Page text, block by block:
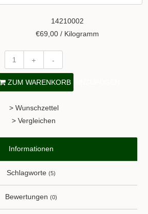
14210002
€69,00 / Kilogramm
+ -
ZUM WARENKORB HINZUFÜGEN
> Wunschzettel
> Vergleichen
Informationen
Schlagworte (5)
Bewertungen (0)